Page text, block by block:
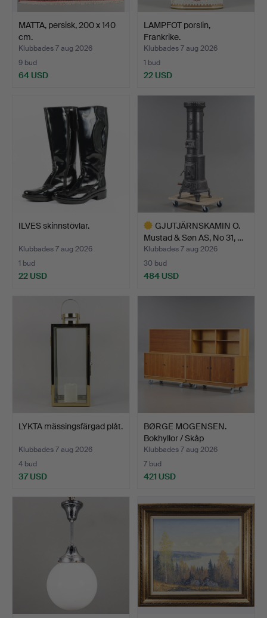
MATTA, persisk, 200 x 140
cm.
Klubbades 7 aug 2026
9 bud
64 USD
LAMPFOT porslin,
Frankrike.
Klubbades 7 aug 2026
1 bud
22 USD
ILVES skinnstövlar.
Klubbades 7 aug 2026
1 bud
22 USD
GJUTJÄRNSKAMIN O.
Mustad & Søn AS, No 31, …
Klubbades 7 aug 2026
30 bud
484 USD
LYKTA mässingsfärgad plåt.
Klubbades 7 aug 2026
4 bud
37 USD
BØRGE MOGENSEN.
Bokhyllor / Skåp
"Öresund"…
Klubbades 7 aug 2026
7 bud
421 USD